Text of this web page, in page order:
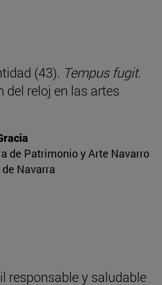
(43). Tempus fugit.
del reloj en las artes
de Patrimonio y Arte Navarro
Navarra
responsable y saludable